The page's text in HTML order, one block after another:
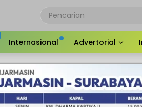
Internasional Advertorial